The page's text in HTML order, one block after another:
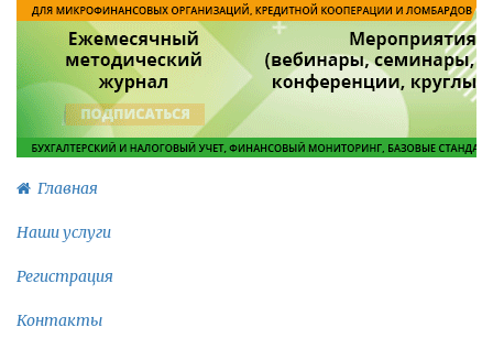
Главная
Наши услуги
Регистрация
Контакты